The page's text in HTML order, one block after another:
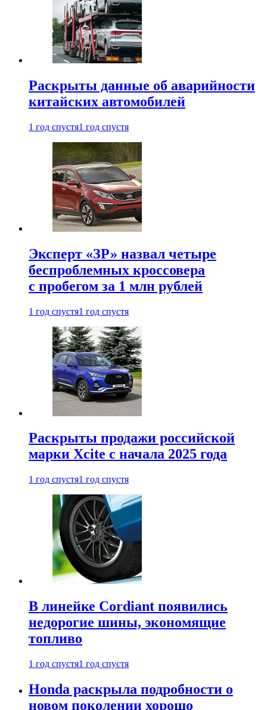
Раскрыты данные об аварийности
китайских автомобилей
1 год спустя1 год спустя
Эксперт «ЗР» назвал четыре
беспроблемных кроссовера
с пробегом за 1 млн рублей
1 год спустя1 год спустя
Раскрыты продажи российской
марки Xcite с начала 2025 года
1 год спустя1 год спустя
В линейке Cordiant появились
недорогие шины, экономящие
топливо
1 год спустя1 год спустя
Honda раскрыла подробности о
новом поколении хорошо